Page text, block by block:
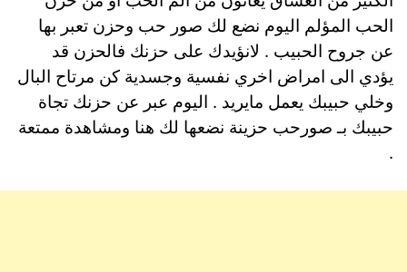
الحب المؤلم اليوم نضع لك صور حب وحزن تعبر بها
عن جروح الحبيب . لانؤيدك على حزنك فالحزن قد
يؤدي الى امراض اخري نفسية وجسدية كن مرتاح البال
وخلي حبيبك يعمل مايريد . اليوم عبر عن حزنك تجاة
حبيبك بـ صورحب حزينة نضعها لك هنا ومشاهدة ممتعة
.